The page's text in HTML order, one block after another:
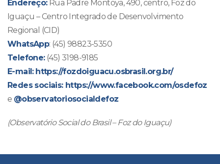
Endereço:Rua Padre Montoya, 490, centro, Foz do
Iguaçu – Centro Integrado de Desenvolvimento
Regional (CID)
WhatsApp: (45) 98823-5350
Telefone:(45) 3198-9185
E-mail: https://fozdoiguacu.osbrasil.org.br/
Redes sociais: https://www.facebook.com/osdefoz
e @observatoriosocialdefoz
(Observatório Social do Brasil – Foz do Iguaçu)